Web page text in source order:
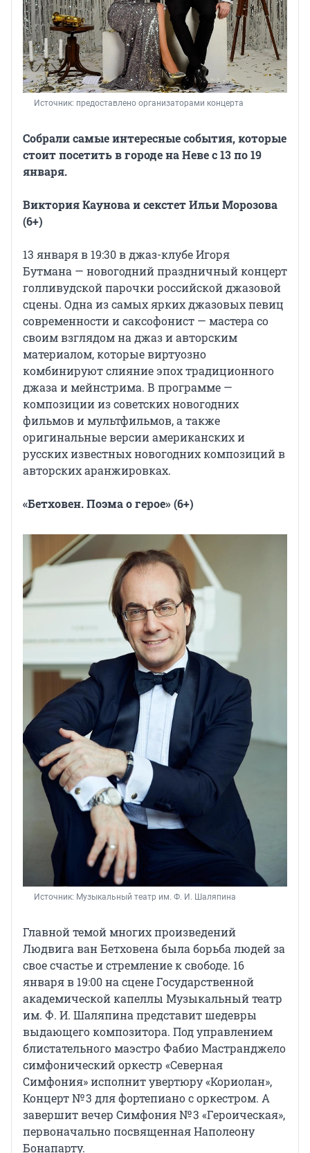
Источник: предоставлено организаторами концерта
Собрали самые интересные события, которые
стоит посетить в городе на Неве с 13 по 19
января.
Виктория Каунова и секстет Ильи Морозова
(6+)
13 января в 19:30 в джаз-клубе Игоря
Бутмана — новогодний праздничный концерт
голливудской парочки российской джазовой
сцены. Одна из самых ярких джазовых певиц
современности и саксофонист — мастера со
своим взглядом на джаз и авторским
материалом, которые виртуозно
комбинируют слияние эпох традиционного
джаза и мейнстрима. В программе —
композиции из советских новогодних
фильмов и мультфильмов, а также
оригинальные версии американских и
русских известных новогодних композиций в
авторских аранжировках.
«Бетховен. Поэма о герое» (6+)
Источник: Музыкальный театр им. Ф. И. Шаляпина
Главной темой многих произведений
Людвига ван Бетховена была борьба людей за
свое счастье и стремление к свободе. 16
января в 19:00 на сцене Государственной
академической капеллы Музыкальный театр
им. Ф. И. Шаляпина представит шедевры
выдающего композитора. Под управлением
блистательного маэстро Фабио Мастранджело
симфонический оркестр «Северная
Симфония» исполнит увертюру «Кориолан»,
Концерт № 3 для фортепиано с оркестром. А
завершит вечер Симфония № 3 «Героическая»,
первоначально посвященная Наполеону
Бонапарту.